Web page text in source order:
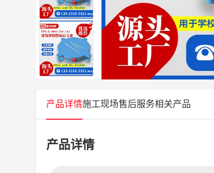
产品详情施工现场售后服务相关产品
产品详情